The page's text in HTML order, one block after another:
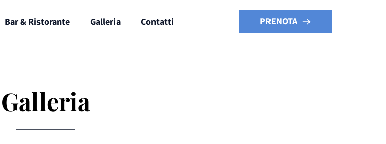
Bar & Ristorante Galleria Contatti PRENOTA
Galleria